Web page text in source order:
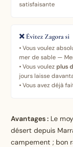
satisfaisante
❌ Évitez Zagora si
• Vous voulez
mer de sable —
• Vous voulezplus
jours laisse
• Vous avez déjà
Avantages : Le
désert depuis
campement ; bon